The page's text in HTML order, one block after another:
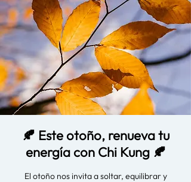
🍂 Este otoño, renueva tu
energía con Chi Kung 🍂
El otoño nos invita a soltar, equilibrar y